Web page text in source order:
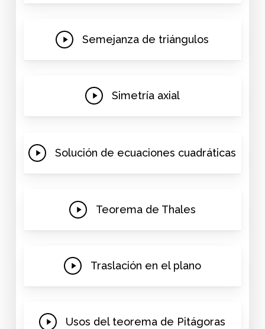
Play
Semejanza de triángulos
Play
Simetría axial
Play
Solución de ecuaciones cuadráticas
Play
Teorema de Thales
Play
Traslación en el plano
Play Usos del teorema de Pitágoras